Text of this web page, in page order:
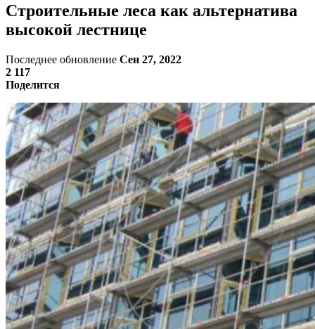
Строительные леса как альтернатива
высокой лестнице
Последнее обновление Сен 27, 2022
2 117
Поделится